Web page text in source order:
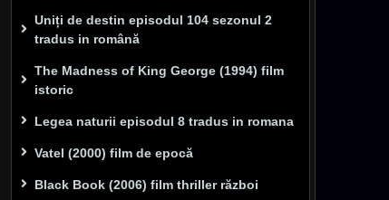
Uniți de destin episodul 104 sezonul 2
tradus in română
The Madness of King George (1994) film
istoric
Legea naturii episodul 8 tradus in romana
Vatel (2000) film de epocă
Black Book (2006) film thriller război